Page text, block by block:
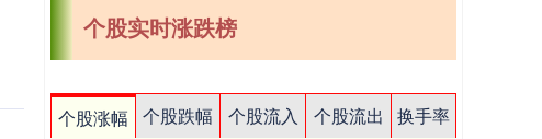
个股实时涨跌榜
个股涨幅 个股跌幅 个股流入 个股流出
换手率